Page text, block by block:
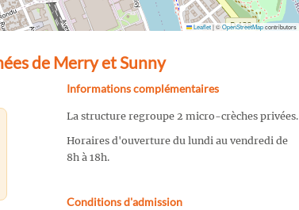
Leaflet|©OpenStreetMapcontributors
de Merry et Sunny
Informations complémentaires
La structure regroupe 2 micro-crèches privées.
Horaires d'ouverture du lundi au vendredi de
8h à 18h.
Conditions d'admission